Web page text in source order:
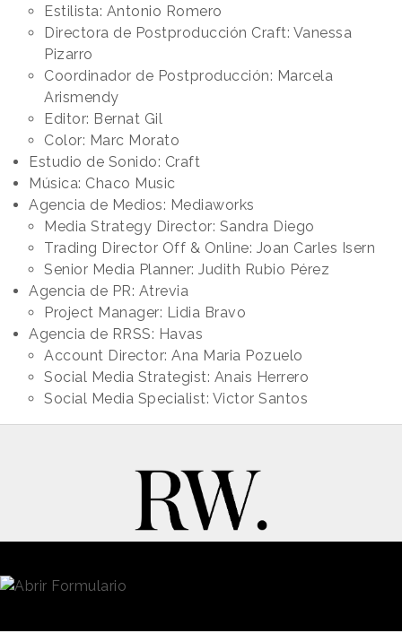
Estilista: Antonio Romero
Directora de Postproducción Craft: Vanessa
Pizarro
Coordinador de Postproducción: Marcela
Arismendy
Editor: Bernat Gil
Color: Marc Morato
Estudio de Sonido: Craft
Música: Chaco Music
Agencia de Medios: Mediaworks
Media Strategy Director: Sandra Diego
Trading Director Off & Online: Joan Carles Isern
Senior Media Planner: Judith Rubio Pérez
Agencia de PR: Atrevia
Project Manager: Lidia Bravo
Agencia de RRSS: Havas
Account Director: Ana Maria Pozuelo
Social Media Strategist: Anais Herrero
Social Media Specialist: Victor Santos
Contacto